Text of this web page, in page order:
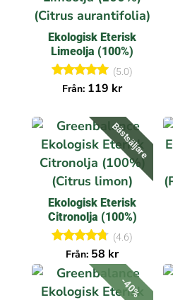
Ekologisk Eterisk
Limeolja (100%)
Betygsatt
(5.0)
Från: 119 kr
Bästsäljare
Ekologisk Eterisk
Citronolja (100%)
Betygsatt
av 5
(4.6)
Från: 58 kr
-40%